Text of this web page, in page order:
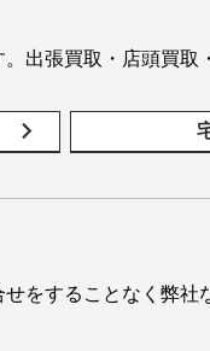
出張買取・店頭買取
をすることなく弊社